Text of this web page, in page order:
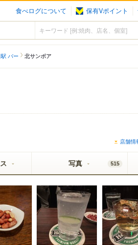
食べログについて 保有Vポイント
バー 北サンボア
店舗情
写真 515